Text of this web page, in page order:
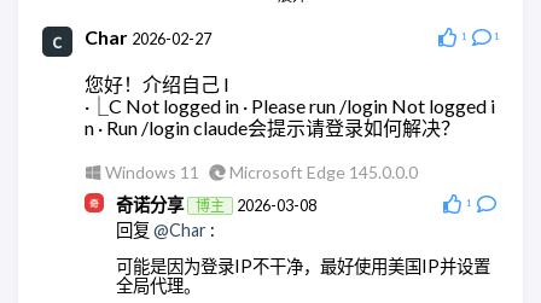
回复@奇诺分享
集成没问题，但是全都跑大模型。有点贵。还是用
AstrBot api的方便点
Windows 11 Microsoft Edge 148.0.0.0
Android Quince Tart
ddy2026-03-18
嗯，这里是正常的
Windows 10 Microsoft Edge 145.0.0.0
ddy2026-03-18
回复@奇诺分享 :
我重新来了一遍，现在可以了，非常感谢！！
Windows 10
Microsoft Edge 145.0.0.0
Char 2026-02-27 1 1
您好！介绍自己 l
·⎿C Not logged in · Please run /login Not logged i
n · Run /login claude会提示请登录如何解决？
Windows 11
Microsoft Edge 145.0.0.0
奇诺分享
博主 2026-03-08 1
回复 @Char :
可能是因为登录IP不干净，最好使用美国IP并设置
全局代理。